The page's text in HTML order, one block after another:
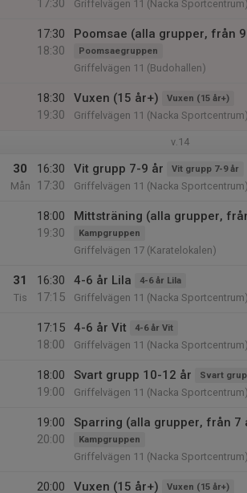
17:30
Griffelvägen 11 (Nacka Sportcentrum)
17:30
18:30
Poomsae (alla grupper, från
Poomsaegruppen
Griffelvägen 11 (Budohallen)
18:30
19:30
Vuxen (15 år+) Vuxen (15 år+)
Griffelvägen 11 (Nacka Sportcentrum)
v.14
30
Mån
16:30
17:30
Vit grupp 7-9 år Vit grupp 7-9 år
Griffelvägen 11 (Nacka Sportcentrum)
18:00
19:30
Mittsträning (alla grupper,
Kampgruppen
Griffelvägen 17 (Karatelokalen)
31
Tis
16:30
17:15
4-6 år Lila 4-6 år Lila
Griffelvägen 11 (Nacka Sportcentrum)
17:15
18:00
4-6 år Vit 4-6 år Vit
Griffelvägen 11 (Nacka Sportcentrum)
18:00
19:00
Svart grupp 10-12 år Svart
Griffelvägen 11 (Nacka Sportcentrum)
19:00
20:00
Sparring (alla grupper, från 7
Kampgruppen
Griffelvägen 11 (Nacka Sportcentrum)
20:00 Vuxen (15 år+) Vuxen (15 år+)